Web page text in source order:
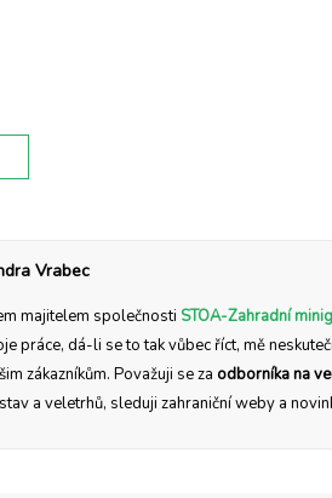
Vrabec
majitelem společnosti STOA-Zahradní
práce, dá-li se to tak vůbec říct, mě
zákazníkům. Považuji se za odborníka na
a veletrhů, sleduji zahraniční weby a